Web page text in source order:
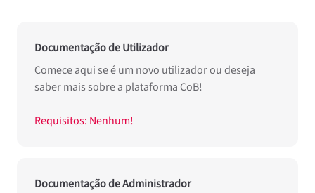
Documentação de Utilizador
Comece aqui se é um novo utilizador ou deseja
saber mais sobre a plataforma CoB!
Requisitos: Nenhum!
Documentação de Administrador